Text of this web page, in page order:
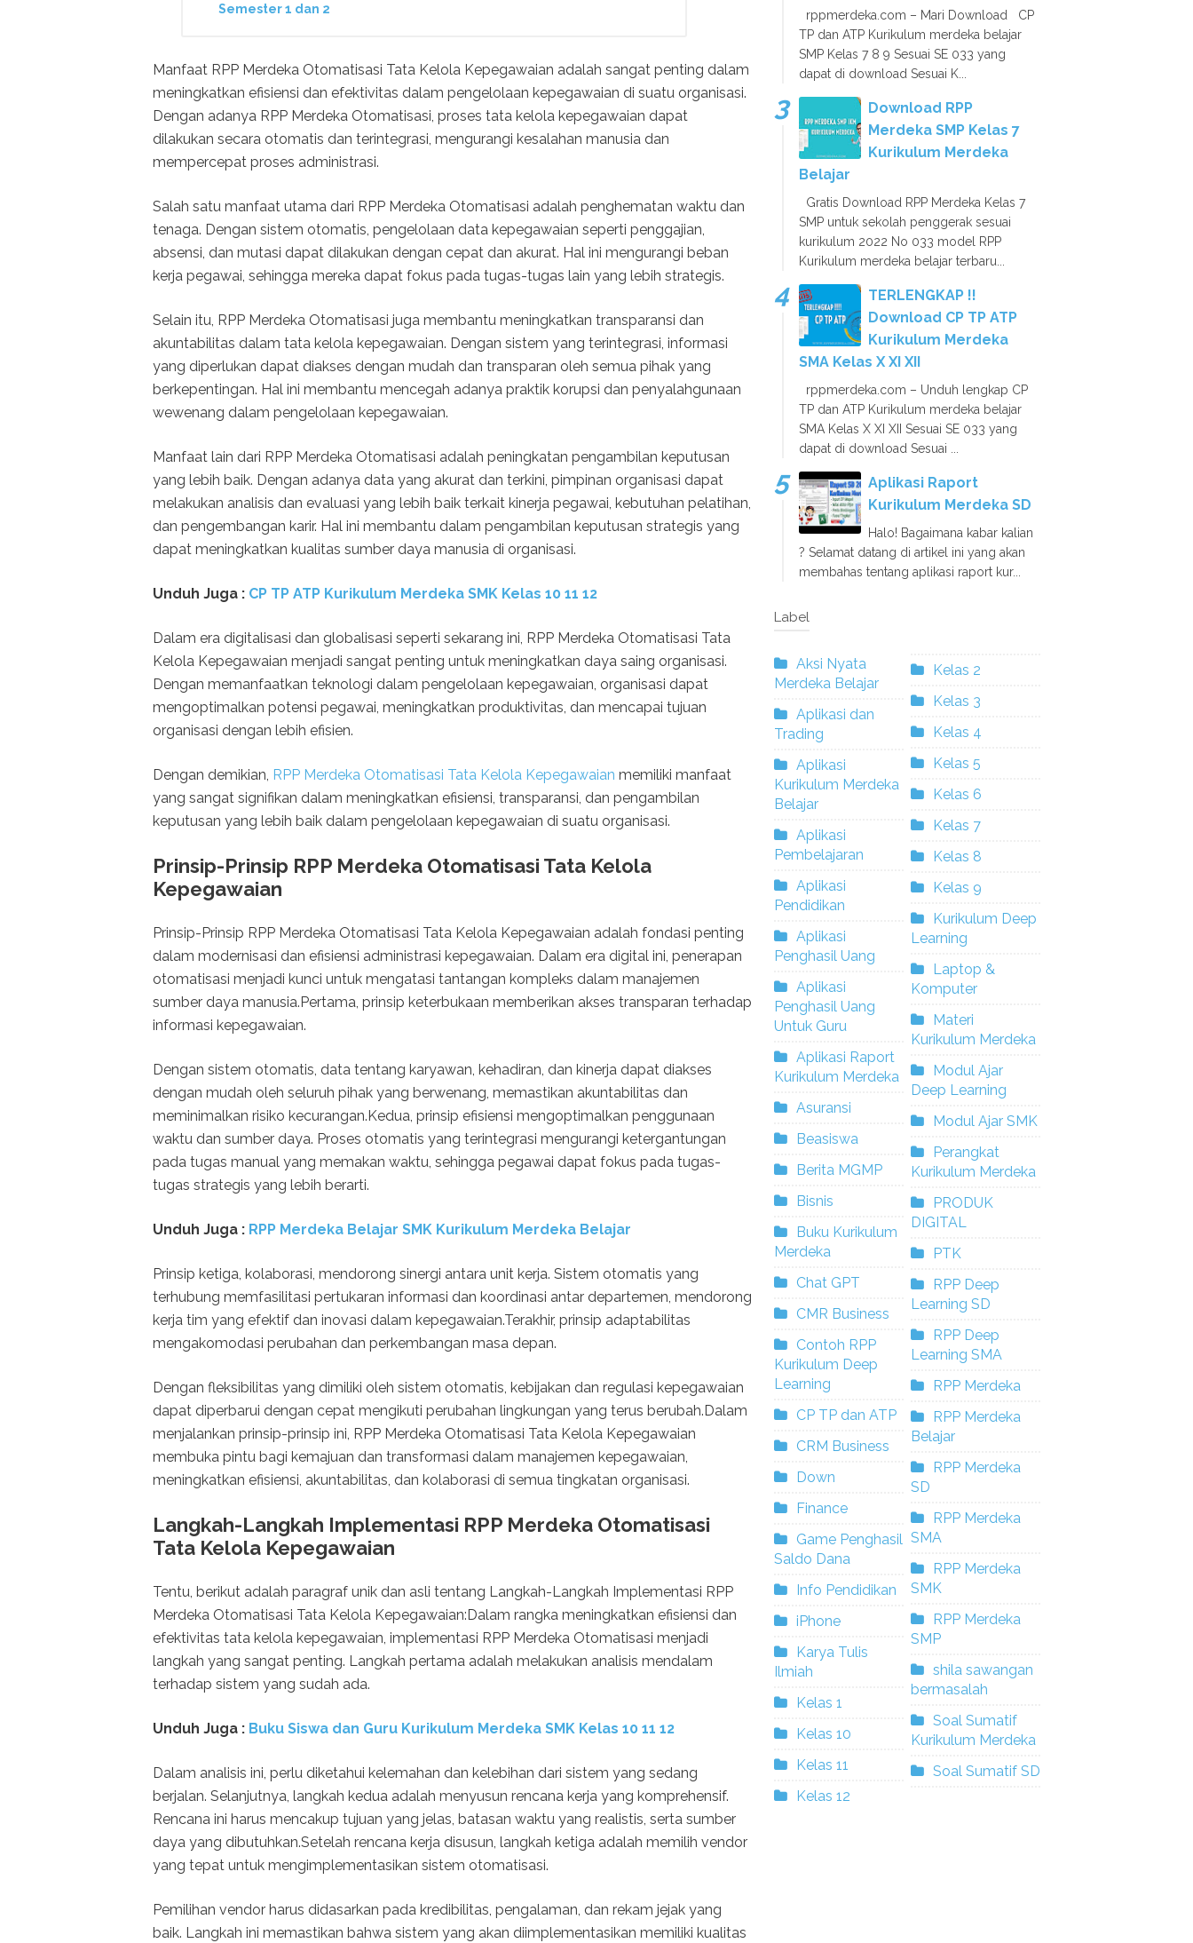
Semester 1 dan 2
Manfaat RPP Merdeka Otomatisasi Tata Kelola Kepegawaian adalah sangat penting dalam
meningkatkan efisiensi dan efektivitas dalam pengelolaan kepegawaian di suatu organisasi.
Dengan adanya RPP Merdeka Otomatisasi, proses tata kelola kepegawaian dapat
dilakukan secara otomatis dan terintegrasi, mengurangi kesalahan manusia dan
mempercepat proses administrasi.
Salah satu manfaat utama dari RPP Merdeka Otomatisasi adalah penghematan waktu dan
tenaga. Dengan sistem otomatis, pengelolaan data kepegawaian seperti penggajian,
absensi, dan mutasi dapat dilakukan dengan cepat dan akurat. Hal ini mengurangi beban
kerja pegawai, sehingga mereka dapat fokus pada tugas-tugas lain yang lebih strategis.
Selain itu, RPP Merdeka Otomatisasi juga membantu meningkatkan transparansi dan
akuntabilitas dalam tata kelola kepegawaian. Dengan sistem yang terintegrasi, informasi
yang diperlukan dapat diakses dengan mudah dan transparan oleh semua pihak yang
berkepentingan. Hal ini membantu mencegah adanya praktik korupsi dan penyalahgunaan
wewenang dalam pengelolaan kepegawaian.
Manfaat lain dari RPP Merdeka Otomatisasi adalah peningkatan pengambilan keputusan
yang lebih baik. Dengan adanya data yang akurat dan terkini, pimpinan organisasi dapat
melakukan analisis dan evaluasi yang lebih baik terkait kinerja pegawai, kebutuhan pelatihan,
dan pengembangan karir. Hal ini membantu dalam pengambilan keputusan strategis yang
dapat meningkatkan kualitas sumber daya manusia di organisasi.
Unduh Juga : CP TP ATP Kurikulum Merdeka SMK Kelas 10 11 12
Dalam era digitalisasi dan globalisasi seperti sekarang ini, RPP Merdeka Otomatisasi Tata
Kelola Kepegawaian menjadi sangat penting untuk meningkatkan daya saing organisasi.
Dengan memanfaatkan teknologi dalam pengelolaan kepegawaian, organisasi dapat
mengoptimalkan potensi pegawai, meningkatkan produktivitas, dan mencapai tujuan
organisasi dengan lebih efisien.
Dengan demikian, RPP Merdeka Otomatisasi Tata Kelola Kepegawaian memiliki manfaat
yang sangat signifikan dalam meningkatkan efisiensi, transparansi, dan pengambilan
keputusan yang lebih baik dalam pengelolaan kepegawaian di suatu organisasi.
Prinsip-Prinsip RPP Merdeka Otomatisasi Tata Kelola
Kepegawaian
Prinsip-Prinsip RPP Merdeka Otomatisasi Tata Kelola Kepegawaian adalah fondasi penting
dalam modernisasi dan efisiensi administrasi kepegawaian. Dalam era digital ini, penerapan
otomatisasi menjadi kunci untuk mengatasi tantangan kompleks dalam manajemen
sumber daya manusia.Pertama, prinsip keterbukaan memberikan akses transparan terhadap
informasi kepegawaian.
Dengan sistem otomatis, data tentang karyawan, kehadiran, dan kinerja dapat diakses
dengan mudah oleh seluruh pihak yang berwenang, memastikan akuntabilitas dan
meminimalkan risiko kecurangan.Kedua, prinsip efisiensi mengoptimalkan penggunaan
waktu dan sumber daya. Proses otomatis yang terintegrasi mengurangi ketergantungan
pada tugas manual yang memakan waktu, sehingga pegawai dapat fokus pada tugas-
tugas strategis yang lebih berarti.
Unduh Juga : RPP Merdeka Belajar SMK Kurikulum Merdeka Belajar
Prinsip ketiga, kolaborasi, mendorong sinergi antara unit kerja. Sistem otomatis yang
terhubung memfasilitasi pertukaran informasi dan koordinasi antar departemen, mendorong
kerja tim yang efektif dan inovasi dalam kepegawaian.Terakhir, prinsip adaptabilitas
mengakomodasi perubahan dan perkembangan masa depan.
Dengan fleksibilitas yang dimiliki oleh sistem otomatis, kebijakan dan regulasi kepegawaian
dapat diperbarui dengan cepat mengikuti perubahan lingkungan yang terus berubah.Dalam
menjalankan prinsip-prinsip ini, RPP Merdeka Otomatisasi Tata Kelola Kepegawaian
membuka pintu bagi kemajuan dan transformasi dalam manajemen kepegawaian,
meningkatkan efisiensi, akuntabilitas, dan kolaborasi di semua tingkatan organisasi.
Langkah-Langkah Implementasi RPP Merdeka Otomatisasi
Tata Kelola Kepegawaian
Tentu, berikut adalah paragraf unik dan asli tentang Langkah-Langkah Implementasi RPP
Merdeka Otomatisasi Tata Kelola Kepegawaian:Dalam rangka meningkatkan efisiensi dan
efektivitas tata kelola kepegawaian, implementasi RPP Merdeka Otomatisasi menjadi
langkah yang sangat penting. Langkah pertama adalah melakukan analisis mendalam
terhadap sistem yang sudah ada.
Unduh Juga : Buku Siswa dan Guru Kurikulum Merdeka SMK Kelas 10 11 12
Dalam analisis ini, perlu diketahui kelemahan dan kelebihan dari sistem yang sedang
berjalan. Selanjutnya, langkah kedua adalah menyusun rencana kerja yang komprehensif.
Rencana ini harus mencakup tujuan yang jelas, batasan waktu yang realistis, serta sumber
daya yang dibutuhkan.Setelah rencana kerja disusun, langkah ketiga adalah memilih vendor
yang tepat untuk mengimplementasikan sistem otomatisasi.
Pemilihan vendor harus didasarkan pada kredibilitas, pengalaman, dan rekam jejak yang
baik. Langkah ini memastikan bahwa sistem yang akan diimplementasikan memiliki kualitas
rppmerdeka.com – Mari Download CP
TP dan ATP Kurikulum merdeka belajar
SMP Kelas 7 8 9 Sesuai SE 033 yang
dapat di download Sesuai K...
Download RPP
Merdeka SMP Kelas 7
Kurikulum Merdeka
Belajar
Gratis Download RPP Merdeka Kelas 7
SMP untuk sekolah penggerak sesuai
kurikulum 2022 No 033 model RPP
Kurikulum merdeka belajar terbaru...
TERLENGKAP !!
Download CP TP ATP
Kurikulum Merdeka
SMA Kelas X XI XII
rppmerdeka.com – Unduh lengkap CP
TP dan ATP Kurikulum merdeka belajar
SMA Kelas X XI XII Sesuai SE 033 yang
dapat di download Sesuai ...
Aplikasi Raport
Kurikulum Merdeka SD
Halo! Bagaimana kabar kalian
? Selamat datang di artikel ini yang akan
membahas tentang aplikasi raport kur...
Label
Aksi Nyata
Merdeka Belajar
Aplikasi dan
Trading
Aplikasi
Kurikulum Merdeka
Belajar
Aplikasi
Pembelajaran
Aplikasi
Pendidikan
Aplikasi
Penghasil Uang
Aplikasi
Penghasil Uang
Untuk Guru
Aplikasi Raport
Kurikulum Merdeka
Asuransi
Beasiswa
Berita MGMP
Bisnis
Buku Kurikulum
Merdeka
Chat GPT
CMR Business
Contoh RPP
Kurikulum Deep
Learning
CP TP dan ATP
CRM Business
Down
Finance
Game Penghasil
Saldo Dana
Info Pendidikan
iPhone
Karya Tulis
Ilmiah
Kelas 1
Kelas 10
Kelas 11
Kelas 12
Kelas 2
Kelas 3
Kelas 4
Kelas 5
Kelas 6
Kelas 7
Kelas 8
Kelas 9
Kurikulum Deep
Learning
Laptop &
Komputer
Materi
Kurikulum Merdeka
Modul Ajar
Deep Learning
Modul Ajar SMK
Perangkat
Kurikulum Merdeka
PRODUK
DIGITAL
PTK
RPP Deep
Learning SD
RPP Deep
Learning SMA
RPP Merdeka
RPP Merdeka
Belajar
RPP Merdeka
SD
RPP Merdeka
SMA
RPP Merdeka
SMK
RPP Merdeka
SMP
shila sawangan
bermasalah
Soal Sumatif
Kurikulum Merdeka
Soal Sumatif SD